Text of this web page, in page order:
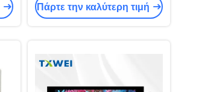
Πάρτε την καλύτερη τιμή